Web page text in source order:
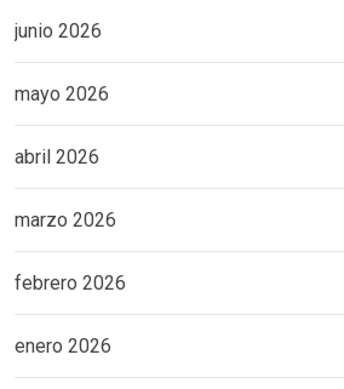
junio 2026
mayo 2026
abril 2026
marzo 2026
febrero 2026
enero 2026